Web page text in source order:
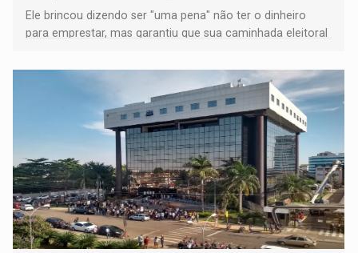
Ele brincou dizendo ser "uma pena" não ter o dinheiro
para emprestar, mas garantiu que sua caminhada eleitoral